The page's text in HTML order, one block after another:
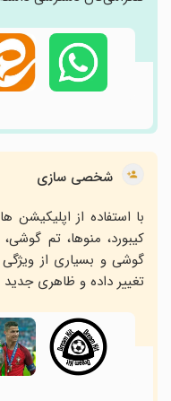
شخصی سازی
با استفاده از
کیبورد، منوها، تم
گوشی و بسیاری از ویژگی
تغییر داده و ظاهری